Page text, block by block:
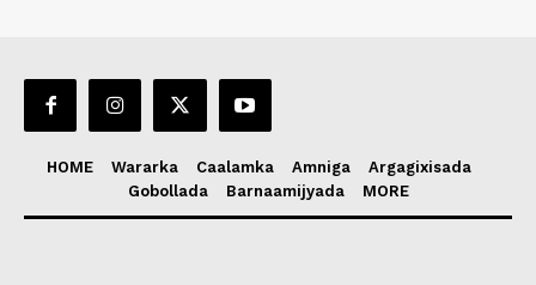
HOME Wararka Caalamka Amniga
Argagixisada
Gobollada
Barnaamijyada MORE